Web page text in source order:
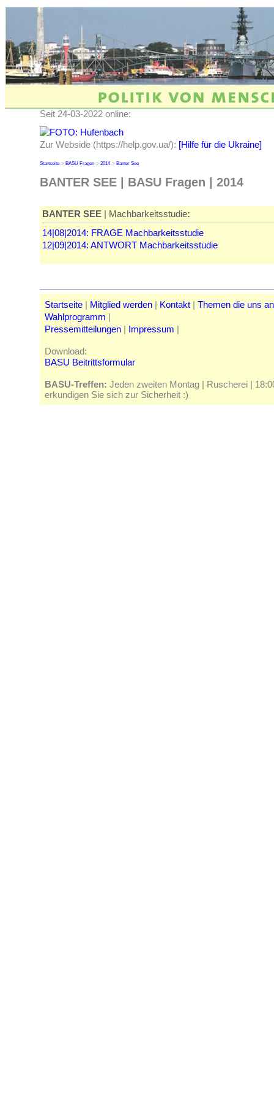
Seit 24-03-2022 online:
Zur Webside (https://help.gov.ua/): [Hilfe für die Ukraine]
Startseite-> BASU Fragen-> 2014-> Banter See
BANTER SEE | BASU Fragen | 2014
BANTER SEE | Machbarkeitsstudie:
14|08|2014: FRAGE Machbarkeitsstudie
12|09|2014: ANTWORT Machbarkeitsstudie
Startseite | Mitglied werden | Kontakt | Themen die uns
Wahlprogramm |
Pressemitteilungen | Impressum |
Download:
BASU Beitrittsformular
BASU-Treffen: Jeden zweiten Montag | Ruscherei |
erkundigen Sie sich zur Sicherheit :)